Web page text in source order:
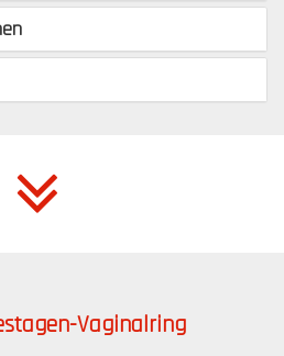
Vaginalring